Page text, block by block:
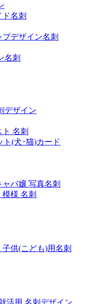
名刺
デザイン名刺
名刺
デザイン
名刺
ト(犬･猫)カード
バ嬢 写真名刺
様 名刺
供(こども)用名刺